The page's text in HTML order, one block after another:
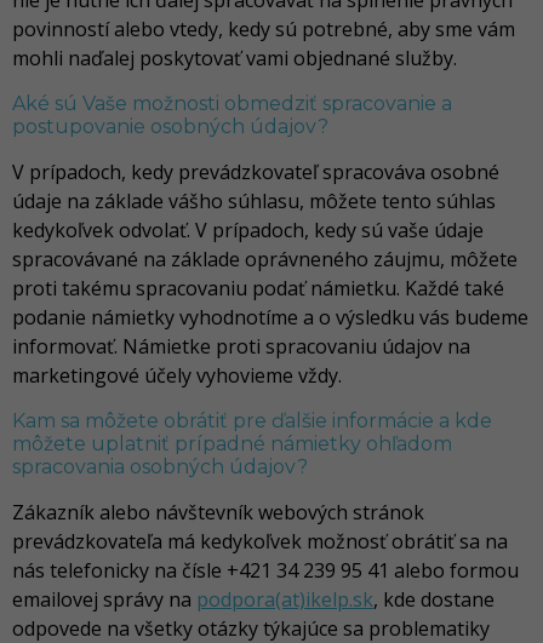
povinností alebo vtedy, kedy sú potrebné, aby sme vám
mohli naďalej poskytovať vami objednané služby.
Aké sú Vaše možnosti obmedziť spracovanie a
postupovanie osobných údajov?
V prípadoch, kedy prevádzkovateľ spracováva osobné
údaje na základe vášho súhlasu, môžete tento súhlas
kedykoľvek odvolať. V prípadoch, kedy sú vaše údaje
spracovávané na základe oprávneného záujmu, môžete
proti takému spracovaniu podať námietku. Každé také
podanie námietky vyhodnotíme a o výsledku vás budeme
informovať. Námietke proti spracovaniu údajov na
marketingové účely vyhovieme vždy.
Kam sa môžete obrátiť pre ďalšie informácie a kde
môžete uplatniť prípadné námietky ohľadom
spracovania osobných údajov?
Zákazník alebo návštevník webových stránok
prevádzkovateľa má kedykoľvek možnosť obrátiť sa na
nás telefonicky na čísle +421 34 239 95 41 alebo formou
emailovej správy na podpora(at)ikelp.sk, kde dostane
odpovede na všetky otázky týkajúce sa problematiky